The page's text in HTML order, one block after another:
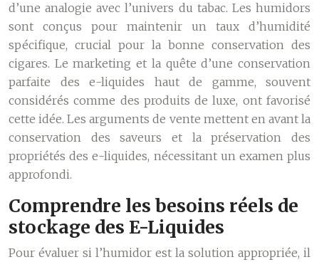
d’une analogie avec l’univers du tabac. Les humidors
sont conçus pour maintenir un taux d’humidité
spécifique, crucial pour la bonne conservation des
cigares. Le marketing et la quête d’une conservation
parfaite des e-liquides haut de gamme, souvent
considérés comme des produits de luxe, ont favorisé
cette idée. Les arguments de vente mettent en avant la
conservation des saveurs et la préservation des
propriétés des e-liquides, nécessitant un examen plus
approfondi.
Comprendre les besoins réels de
stockage des E-Liquides
Pour évaluer si l’humidor est la solution appropriée, il